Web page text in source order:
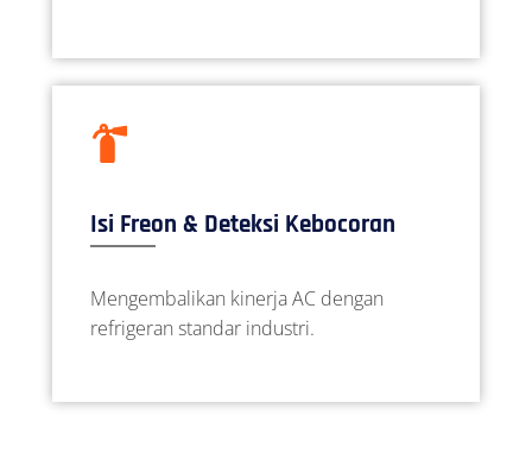
Isi Freon & Deteksi Kebocoran
Mengembalikan kinerja AC dengan
refrigeran standar industri.